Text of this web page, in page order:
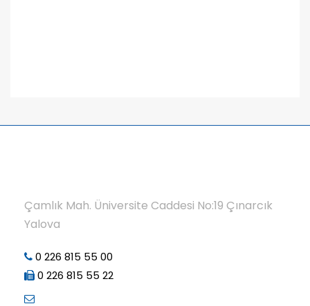
Çamlık Mah. Üniversite Caddesi No:19 Çınarcık
Yalova
0 226 815 55 00
0 226 815 55 22